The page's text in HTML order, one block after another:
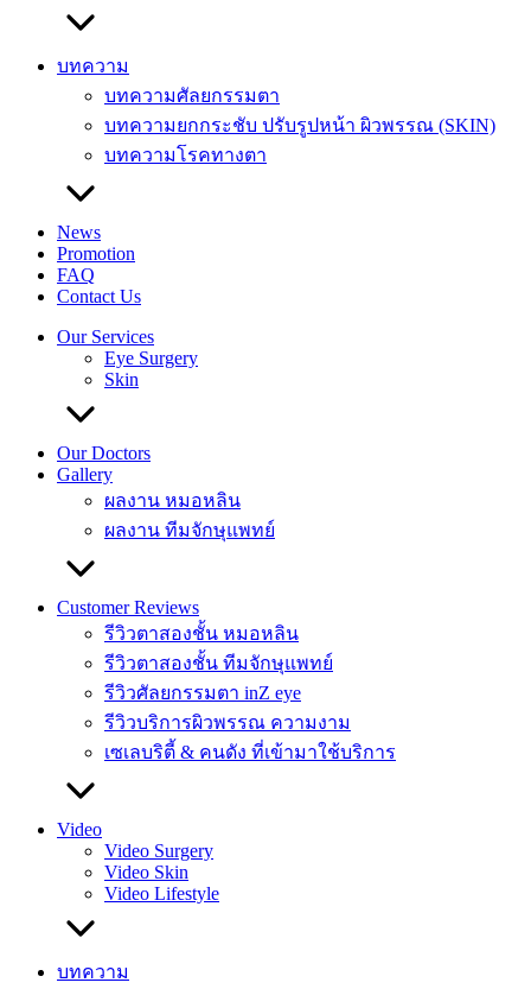
บทความ
บทความศัลยกรรมตา
บทความยกกระชับ ปรับรูปหน้า ผิวพรรณ (SKIN)
บทความโรคทางตา
News
Promotion
FAQ
Contact Us
Our Services
Eye Surgery
Skin
Our Doctors
Gallery
ผลงาน หมอหลิน
ผลงาน ทีมจักษุแพทย์
Customer Reviews
รีวิวตาสองชั้น หมอหลิน
รีวิวตาสองชั้น ทีมจักษุแพทย์
รีวิวศัลยกรรมตา inZ eye
รีวิวบริการผิวพรรณ ความงาม
เซเลบริตี้ & คนดัง ที่เข้ามาใช้บริการ
Video
Video Surgery
Video Skin
Video Lifestyle
บทความ